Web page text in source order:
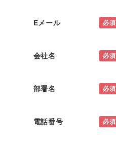
Eメール 必須
会社名 必須
部署名 必須
電話番号 必須